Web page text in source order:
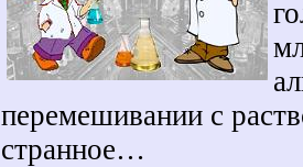
перемешивании с
странное…